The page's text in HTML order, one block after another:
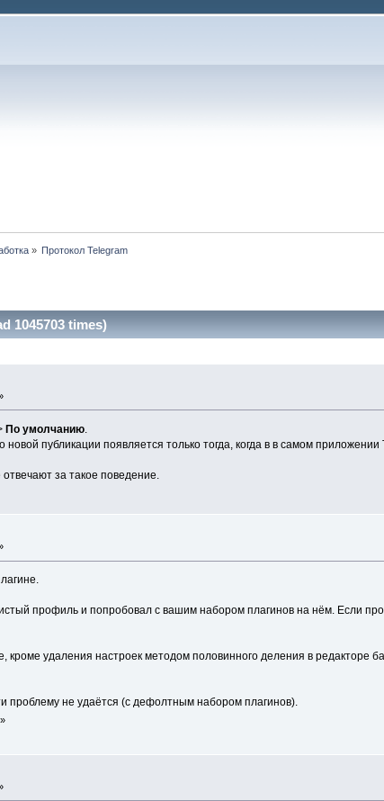
» Протокол Telegram
1045703 times)
По умолчанию.
публикации появляется только тогда, когда в в самом
за такое поведение.
профиль и попробовал с вашим набором плагинов на нём. Если
кроме удаления настроек методом половинного деления в редакторе
проблему не удаётся (с дефолтным набором плагинов).